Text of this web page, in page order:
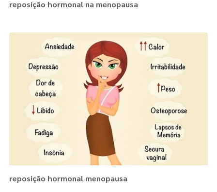
reposição hormonal na menopausa
reposição hormonal menopausa